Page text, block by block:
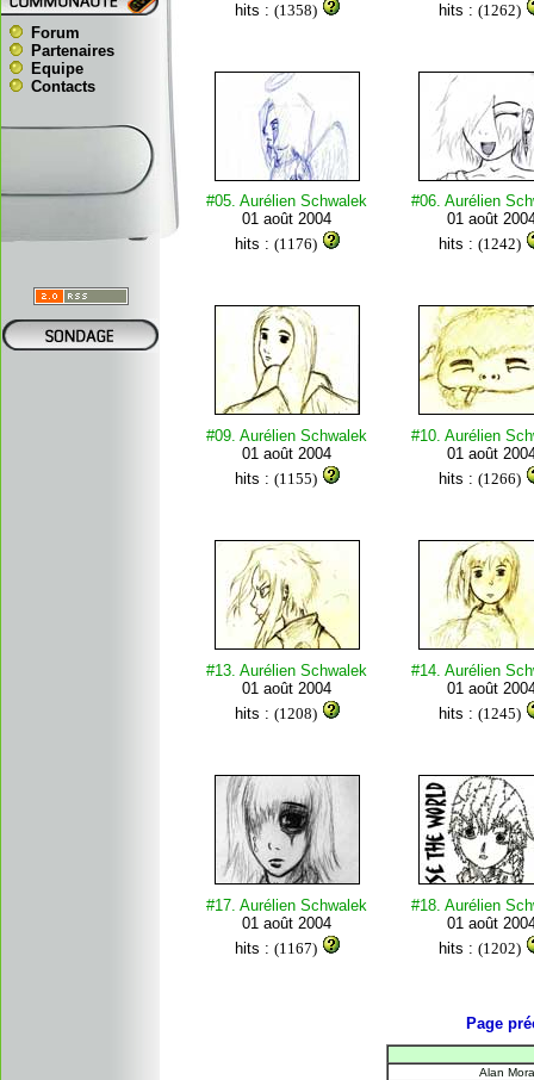
Forum
Partenaires
Equipe
Contacts
hits : (1358)
hits : (1262)
#05. Aurélien Schwalek
01 août 2004
hits : (1176)
#06. Aurélien
01 août
hits : (1242)
#09. Aurélien Schwalek
01 août 2004
hits : (1155)
#10. Aurélien
01 août
hits : (1266)
#13. Aurélien Schwalek
01 août 2004
hits : (1208)
#14. Aurélien
01 août
hits : (1245)
#17. Aurélien Schwalek
01 août 2004
hits : (1167)
#18. Aurélien
01 août
hits : (1202)
Page
Alan